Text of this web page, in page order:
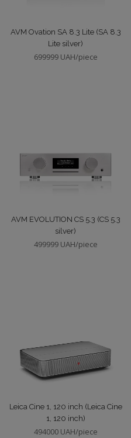
AVM Ovation SA 8.3 Lite (SA 8.3
Lite silver)
699999 UAH/piece
AVM EVOLUTION CS 5.3 (CS 5.3
silver)
499999 UAH/piece
Leica Cine 1, 120 inch (Leica Cine
1, 120 inch)
494000 UAH/piece